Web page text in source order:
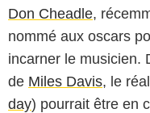
Don Cheadle,
nommé aux oscars
incarner le musicien.
de Miles Davis, le
day) pourrait être en